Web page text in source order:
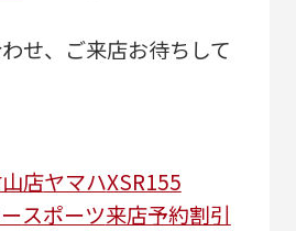
せ、ご来店お待ちして
店ヤマハXSR155
スポーツ来店予約割引